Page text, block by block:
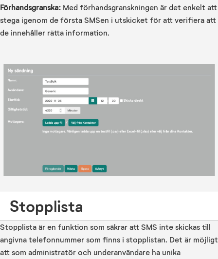
Förhandsgranska: Med förhandsgranskningen är det enkelt att
stega igenom de första SMSen i utskicket för att verifiera att
de innehåller rätta information.
Stopplista
Stopplista är en funktion som säkrar att SMS inte skickas till
angivna telefonnummer som finns i stopplistan. Det är möjligt
att som administratör och underanvändare ha unika